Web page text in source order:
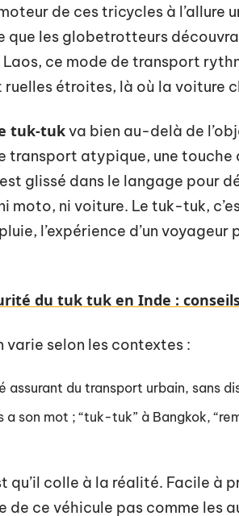
de ces tricycles à l’allure
que les globetrotteurs
ce mode de transport
étroites, là où la voiture
tuk-tukva bien au-delà de
transport atypique, une touche
glissé dans le langage pour
moto, ni voiture. Le tuk-tuk,
l’expérience d’un voyageur
du tuk tuk en Inde :
selon les contextes :
du transport urbain, sans
a son mot ; “tuk-tuk” à Bangkok,
qu’il colle à la réalité. Facile à
de ce véhicule pas comme les